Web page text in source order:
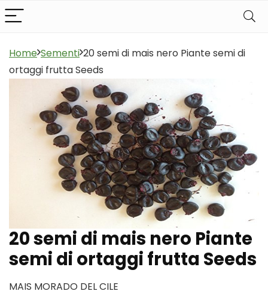
Home Sementi 20 semi di mais nero Piante semi di
ortaggi frutta Seeds
20 semi di mais nero Piante
semi di ortaggi frutta Seeds
MAIS MORADO DEL CILE